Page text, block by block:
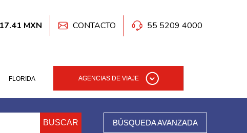
17.41 MXN CONTACTO 55 5209 4000
FLORIDA AGENCIAS DE VIAJE
BUSCAR BÚSQUEDA AVANZADA